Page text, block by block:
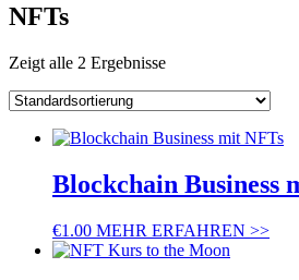
NFTs
Zeigt alle 2 Ergebnisse
Blockchain Business
€1.00 MEHR ERFAHREN >>